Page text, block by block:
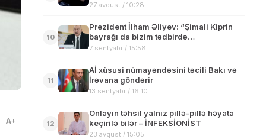
A
27 avqust / 10:28
10
Prezident İlham Əliyev: “Şimali Kiprin
bayrağı da bizim tədbirdə
dalğalanmalıdır və dalğalanacaq”
7 sentyabr / 15:58
11
Aİ xüsusi nümayəndəsini təcili Bakı və
İrəvana göndərir
13 sentyabr / 16:10
12
Onlayın təhsil yalnız pillə-pillə həyata
keçirilə bilər – İNFEKSİONİST
23 avqust / 15:05